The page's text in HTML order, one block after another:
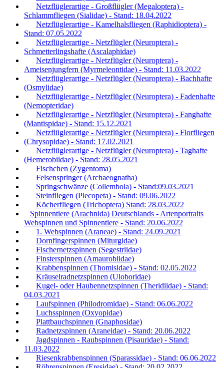
Netzflüglerartige - Großflügler (Megaloptera) -
Schlammfliegen (Sialidae) - Stand: 18.04.2022
Netzflüglerartige - Kamelhalsfliegen (Raphidioptera) -
Stand: 07.05.2022
Netzflüglerartige - Netzflügler (Neuroptera) -
Schmetterlingshafte (Ascalaphidae)
Netzflüglerartige - Netzflügler (Neuroptera) -
Ameisenjungfern (Myrmeleontidae) - Stand: 11.03.2022
Netzflüglerartige - Netzflügler (Neuroptera) - Bachhafte
(Osmylidae)
Netzflüglerartige - Netzflügler (Neuroptera) - Fadenhafte
(Nemopteridae)
Netzflüglerartige - Netzflügler (Neuroptera) - Fanghafte
(Mantispidae) - Stand: 15.12.2021
Netzflüglerartige - Netzflügler (Neuroptera) - Florfliegen
(Chrysopidae) - Stand: 17.02.2021
Netzflüglerartige - Netzflügler (Neuroptera) - Taghafte
(Hemerobiidae) - Stand: 28.05.2021
Fischchen (Zygentoma)
Felsenspringer (Archaeognatha)
Springschwänze (Collembola) - Stand:09.03.2021
Steinfliegen (Plecopeta) - Stand: 09.06.2022
Köcherfliegen (Trichoptera) Stand: 28.03.2022
Spinnentiere (Arachnida) Deutschlands - Artenportraits
Webspinnen und Spinnentiere - Stand: 20.06.2022
1. Webspinnen (Araneae) - Stand: 24.09.2021
Dornfingerspinnen (Miturgidae)
Fischernetzspinnen (Segestriidae)
Finsterspinnen (Amaurobiidae)
Krabbenspinnen (Thomisidae) - Stand: 02.05.2022
Kräuselradnetzspinnen (Uloboridae)
Kugel- oder Haubennetzspinnen (Theridiidae) - Stand:
04.03.2021
Laufspinnen (Philodromidae) - Stand: 06.06.2022
Luchsspinnen (Oxyopidae)
Plattbauchspinnen (Gnaphosidae)
Radnetzspinnen (Araneidae) - Stand: 20.06.2022
Jagdspinnen - Raubspinnen (Pisauridae) - Stand:
11.03.2022
Riesenkrabbenspinnen (Sparassidae) - Stand: 06.06.2022